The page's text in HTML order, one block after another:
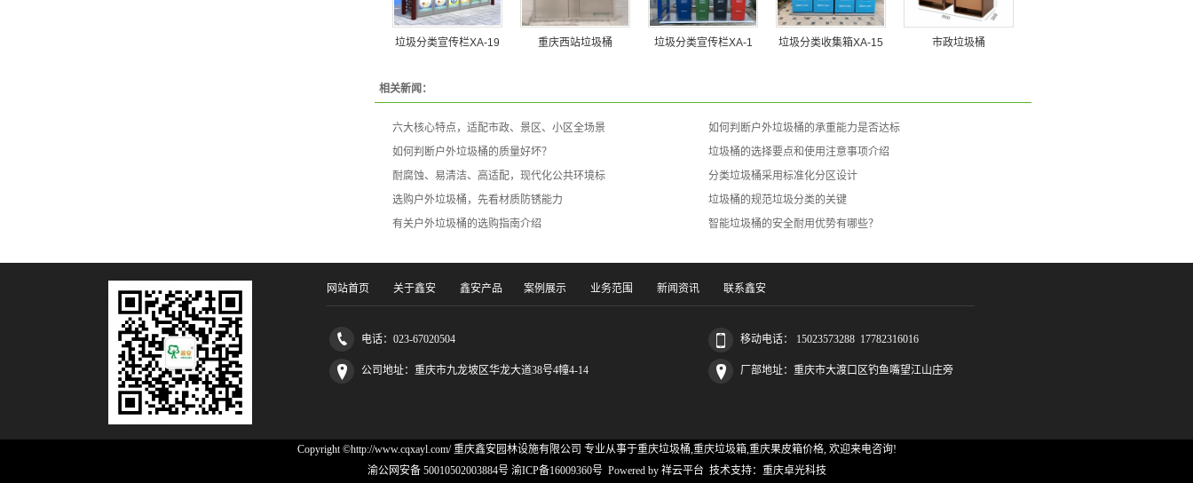
垃圾分类宣传栏XA-19 重庆西站垃圾桶 垃圾分类宣传栏XA-1 垃圾分类收集箱XA-15 市政垃圾桶
相关新闻：
六大核心特点，适配市政、景区、小区全场景
如何判断户外垃圾桶的承重能力是否达标
如何判断户外垃圾桶的质量好坏？
垃圾桶的选择要点和使用注意事项介绍
耐腐蚀、易清洁、高适配，现代化公共环境标
分类垃圾桶采用标准化分区设计
选购户外垃圾桶，先看材质防锈能力
垃圾桶的规范垃圾分类的关键
有关户外垃圾桶的选购指南介绍
智能垃圾桶的安全耐用优势有哪些？
网站首页 关于鑫安 鑫安产品 案例展示 业务范围 新闻资讯 联系鑫安
电话：023-67020504 移动电话： 15023573288 17782316016
公司地址：重庆市九龙坡区华龙大道38号4幢4-14 厂部地址： 重庆市大渡口区钓鱼嘴望江山庄旁
Copyright ©http://www.cqxayl.com/ 重庆鑫安园林设施有限公司 专业从事于重庆垃圾桶,重庆垃圾箱,重庆果皮箱价格, 欢迎来电咨询!
渝公网安备 50010502003884号 渝ICP备16009360号Powered by 祥云平台 技术支持： 重庆卓光科技